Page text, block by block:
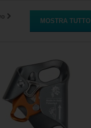
MOSTRA TUTTO